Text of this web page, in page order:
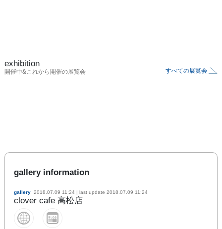
exhibition
開催中&これから開催の展覧会 すべての展覧会
gallery information
gallery 2018.07.09 11:24 | last update 2018.07.09 11:24
clover cafe 高松店